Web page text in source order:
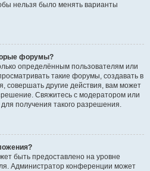
нельзя было менять варианты
форумы?
определённым пользователям или
такие форумы, создавать в
совершать другие действия, вам может
Свяжитесь с модератором или
получения такого разрешения.
быть предоставлено на уровне
Администратор конференции может